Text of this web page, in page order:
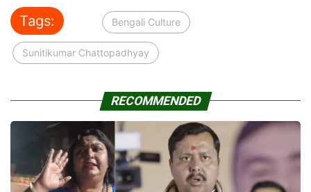
Tags: Bengali Culture
Sunitikumar Chattopadhyay
RECOMMENDED